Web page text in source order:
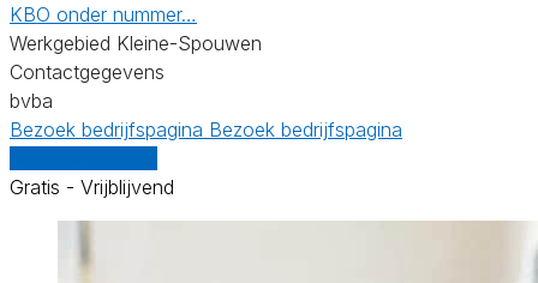
KBO onder nummer…
Werkgebied Kleine-Spouwen
Contactgegevens
bvba
Bezoek bedrijfspagina Bezoek bedrijfspagina
Gratis - Vrijblijvend